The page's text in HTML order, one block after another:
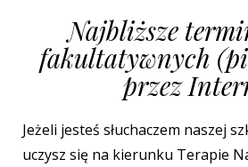
Najbliższe
fakultatywnych
przez
Jeżeli jesteś słuchaczem naszej
uczysz się na kierunku Terapie